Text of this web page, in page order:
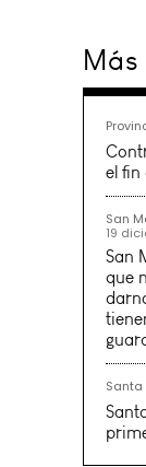
el fin
San
19
San
que
Santa